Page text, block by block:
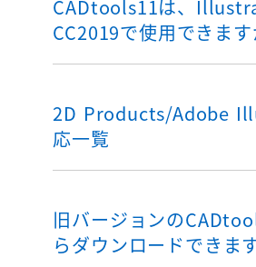
CADtools11は、
CC2019で使用できます
2D Products/Adobe
応一覧
旧バージョンの
らダウンロードできま